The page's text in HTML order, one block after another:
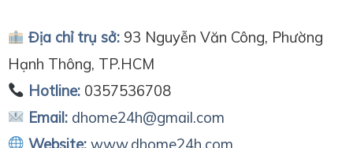
Địa chỉ trụ sở:93 Nguyễn Văn Công, Phường
Hạnh Thông, TP.HCM
Hotline:0357536708
Email: dhome24h@gmail.com
Website: www.dhome24h.com